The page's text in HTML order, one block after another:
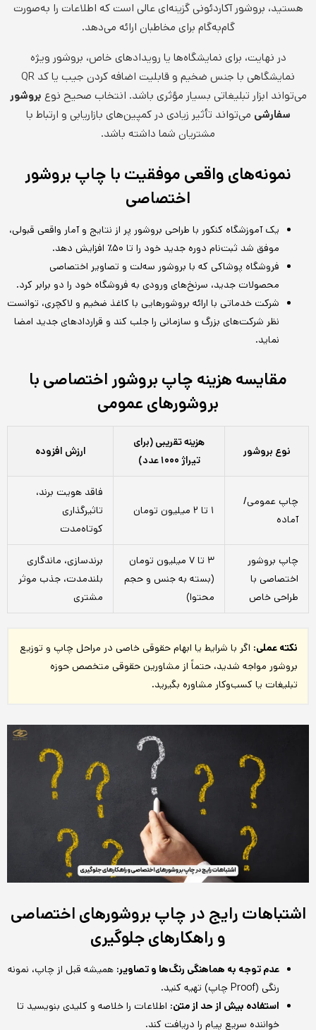
هستید، بروشور آکاردئونی گزینه‌ای عالی است که اطلاعات را به‌صورت
گام‌به‌گام برای مخاطبان ارائه می‌دهد.
در نهایت، برای نمایشگاه‌ها یا رویدادهای خاص، بروشور ویژه
نمایشگاهی با جنس ضخیم و قابلیت اضافه کردن جیب یا کد QR
می‌تواند ابزار تبلیغاتی بسیار مؤثری باشد. انتخاب صحیح نوع بروشور
سفارشی می‌تواند تأثیر زیادی در کمپین‌های بازاریابی و ارتباط با
مشتریان شما داشته باشد.
نمونه‌های واقعی موفقیت با چاپ بروشور
اختصاصی
یک آموزشگاه کنکور با طراحی بروشور پر از نتایج و آمار واقعی قبولی،
موفق شد ثبت‌نام دوره جدید خود را تا ۵۰٪ افزایش دهد.
فروشگاه پوشاکی که با بروشور سه‌لت و تصاویر اختصاصی
محصولات جدید، سرنخ‌های ورودی به فروشگاه خود را دو برابر کرد.
شرکت خدماتی با ارائه بروشورهایی با کاغذ ضخیم و لاکچری، توانست
نظر شرکت‌های بزرگ و سازمانی را جلب کند و قراردادهای جدید امضا
نماید.
مقایسه هزینه چاپ بروشور اختصاصی با
بروشورهای عمومی
نوع بروشور
هزینه تقریبی (برای
تیراژ ۱۰۰۰ عدد)
ارزش افزوده
چاپ عمومی/
آماده
۱ تا ۲ میلیون تومان
فاقد هویت برند،
تاثیرگذاری
کوتاه‌مدت
چاپ بروشور
اختصاصی با
طراحی خاص
۳ تا ۷ میلیون تومان
(بسته به جنس و حجم
محتوا)
برندسازی، ماندگاری
بلندمدت، جذب موثر
مشتری
نکته عملی: اگر با شرایط یا ابهام حقوقی خاصی در مراحل چاپ و توزیع
بروشور مواجه شدید، حتماً از مشاورین حقوقی متخصص حوزه
تبلیغات یا کسب‌وکار مشاوره بگیرید.
اشتباهات رایج در چاپ بروشورهای اختصاصی
و راهکارهای جلوگیری
عدم توجه به هماهنگی رنگ‌ها و تصاویر: همیشه قبل از چاپ، نمونه
رنگی (Proof چاپ) تهیه کنید.
استفاده بیش از حد از متن: اطلاعات را خلاصه و کلیدی بنویسید تا
خواننده سریع پیام را دریافت کند.